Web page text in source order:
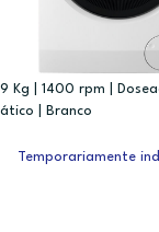
9 Kg | 1400 rpm |
ático | Branco
Temporariamente